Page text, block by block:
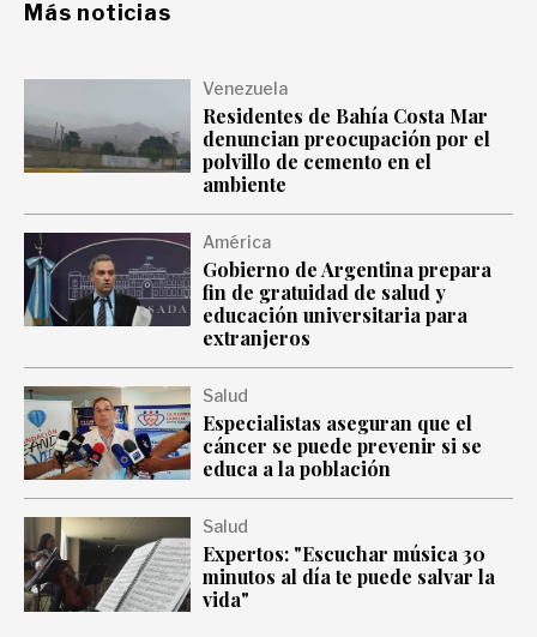
Más noticias
Venezuela
Residentes de Bahía Costa Mar
denuncian preocupación por el
polvillo de cemento en el
ambiente
América
Gobierno de Argentina prepara
fin de gratuidad de salud y
educación universitaria para
extranjeros
Salud
Especialistas aseguran que el
cáncer se puede prevenir si se
educa a la población
Salud
Expertos: "Escuchar música 30
minutos al día te puede salvar la
vida"